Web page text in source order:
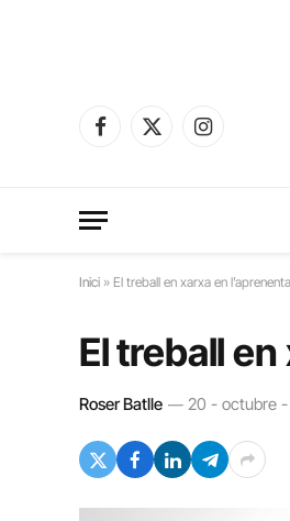
Facebook
X
Instagram
Inici » El treball en xarxa en
El treball
Roser Batlle 20 - octubre -